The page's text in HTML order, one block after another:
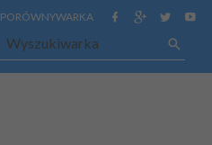
PORÓWNYWARKA